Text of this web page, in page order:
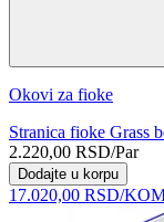
Okovi za fioke
Stranica fioke Grass
2.220,00 RSD/Par
Dodajte u korpu
17.020,00 RSD/